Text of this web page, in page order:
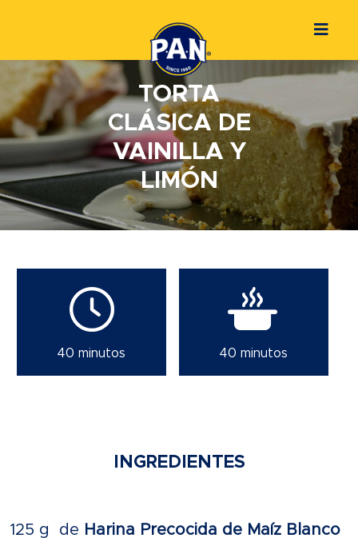
TORTA
CLÁSICA DE
VAINILLA Y
LIMÓN
40 minutos 40 minutos
INGREDIENTES
125 g de Harina Precocida de Maíz Blanco